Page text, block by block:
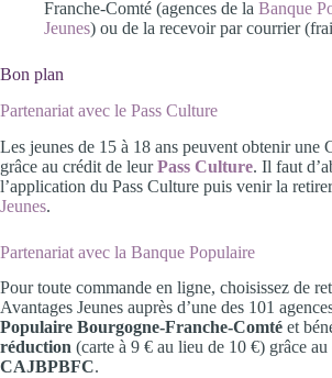
Franche-Comté (agences de la Banque
Jeunes) ou de la recevoir par courrier
Bon plan
Partenariat avec le Pass Culture
Les jeunes de 15 à 18 ans peuvent obtenir une
grâce au crédit de leurPass Culture. Il faut
l’application du Pass Culture puis venir la
Jeunes.
Partenariat avec la Banque Populaire
Pour toute commande en ligne, choisissez de
Avantages Jeunes auprès d’une des 101
Populaire Bourgogne-Franche-Comté et
réduction (carte à 9 € au lieu de 10 €) grâce
CAJBPBFC.